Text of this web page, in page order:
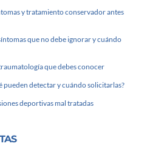
y tratamiento conservador antes
que no debe ignorar y cuándo
que debes conocer
pueden detectar y cuándo solicitarlas?
deportivas mal tratadas